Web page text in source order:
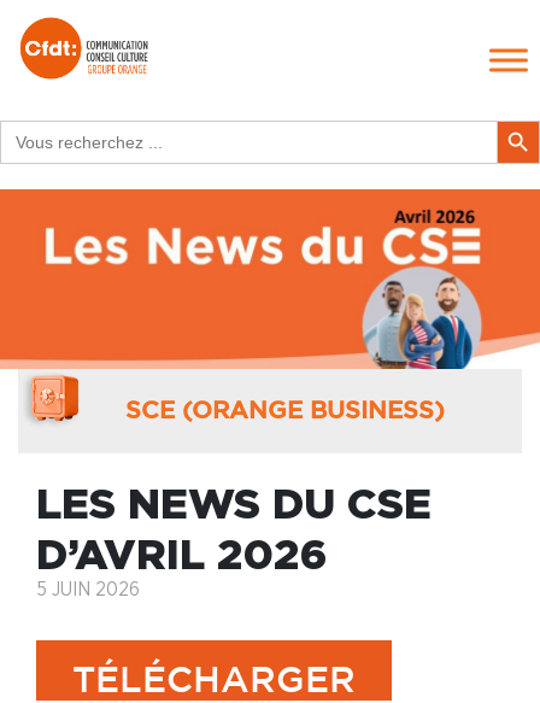
for:
Search
SCE (ORANGE BUSINESS)
LES NEWS DU CSE
D’AVRIL 2026
5 JUIN 2026
TÉLÉCHARGER